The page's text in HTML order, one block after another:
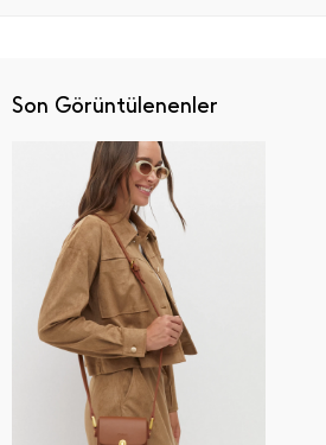
Son Görüntülenenler